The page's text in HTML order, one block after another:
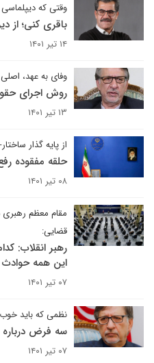
وقتی که
باقری کنی؛ از
۱۴ تیر ۱۴۰۱
وفای به عهد،
روش اجرای
۱۳ تیر ۱۴۰۱
از پایه گذار
حلقه مفقوده
۰۸ تیر ۱۴۰۱
مقام معظم رهبری
قضایی:
رهبر انقلاب:
این همه حوادث
۰۷ تیر ۱۴۰۱
نظمی که باید
سه فرض درباره
۰۷ تیر ۱۴۰۱